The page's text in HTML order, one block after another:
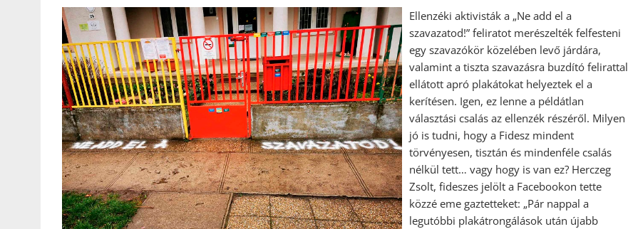
Ellenzéki aktivisták a „Ne add el a
szavazatod!” feliratot merészelték felfesteni
egy szavazókör közelében levő járdára,
valamint a tiszta szavazásra buzdító felirattal
ellátott apró plakátokat helyeztek el a
kerítésen. Igen, ez lenne a példátlan
választási csalás az ellenzék részéről. Milyen
jó is tudni, hogy a Fidesz mindent
törvényesen, tisztán és mindenféle csalás
nélkül tett… vagy hogy is van ez? Herczeg
Zsolt, fideszes jelölt a Facebookon tette
közzé eme gaztetteket: „Pár nappal a
legutóbbi plakátrongálások után újabb